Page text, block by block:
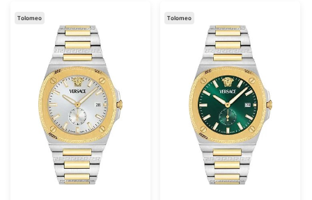
Tolomeo Tolomeo